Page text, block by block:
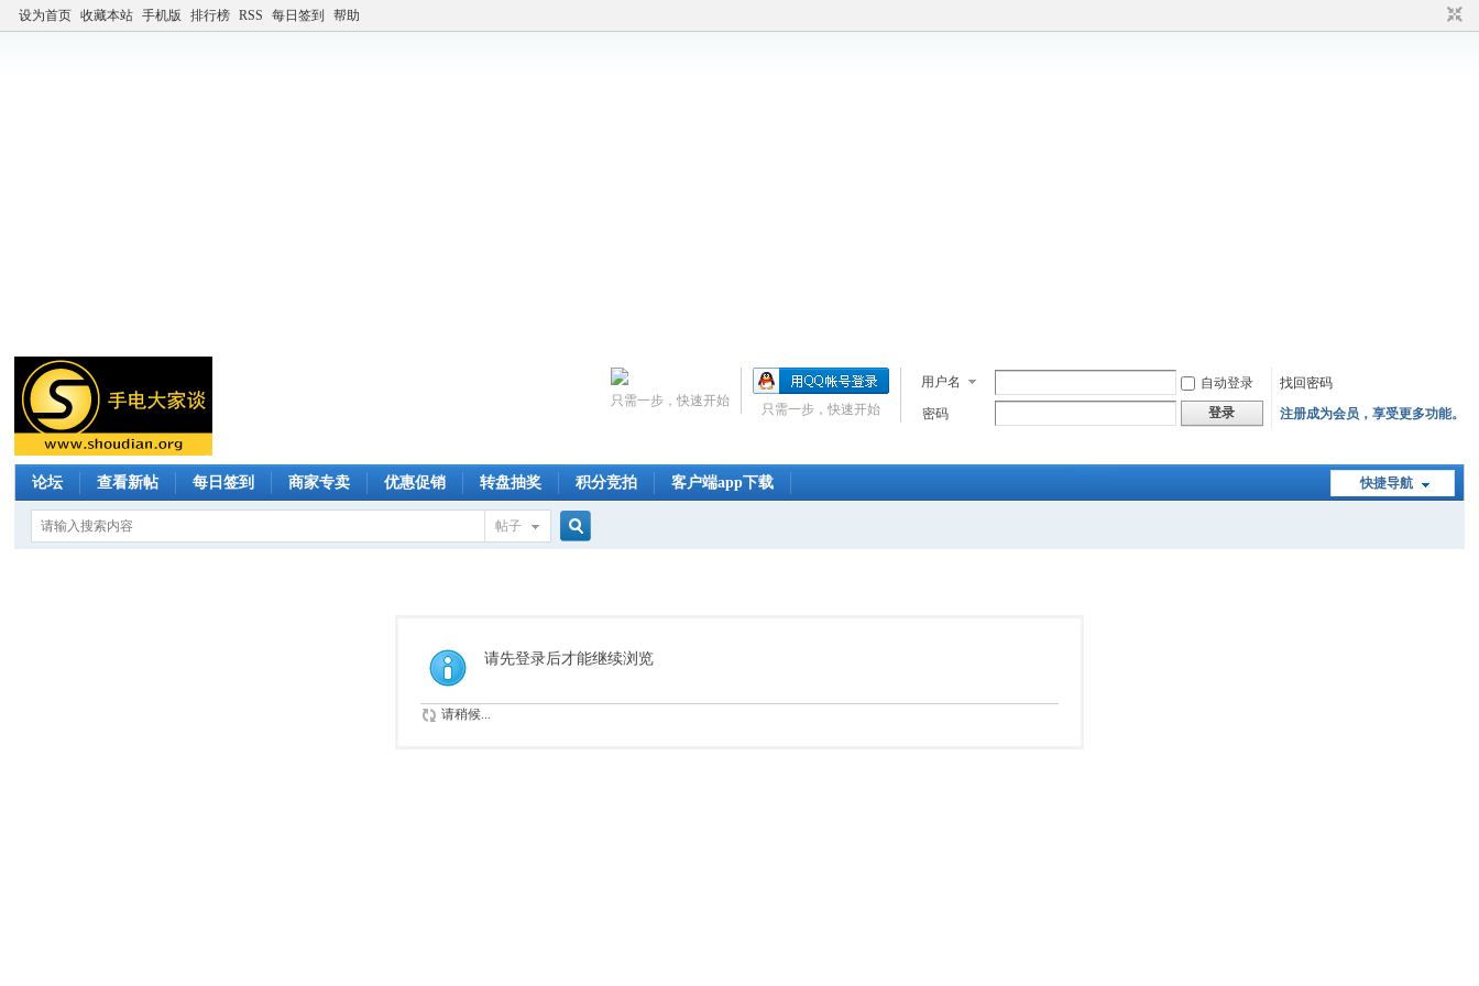
设为首页 收藏本站 手机版 排行榜 RSS 每日签到 帮助
用户名 自动登录
找回密码
密码
登录 注册成为会员，享受更多功能。
只需一步，快速开始
只需一步，快速开始
快捷导航
论坛 查看新帖 每日签到 商家专卖 优惠促销 转盘抽奖 积分竞拍 客户端app下载
帖子
索
请先登录后才能继续浏览
请稍候...